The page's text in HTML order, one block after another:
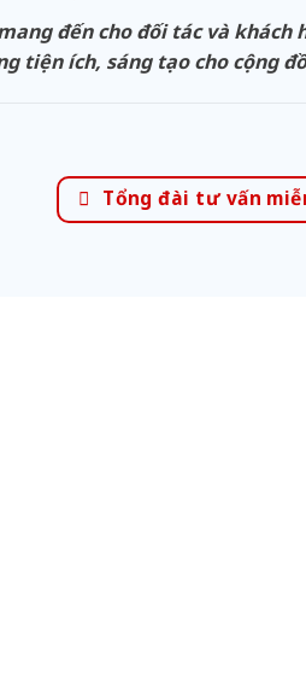
đến cho đối tác và
tiện ích, sáng tạo cho cộng
Tổng đài tư vấn